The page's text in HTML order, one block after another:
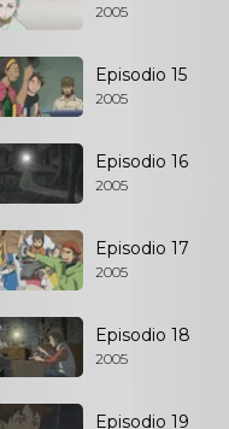
2005
Episodio 15
2005
Episodio 16
2005
Episodio 17
2005
Episodio 18
2005
Episodio 19